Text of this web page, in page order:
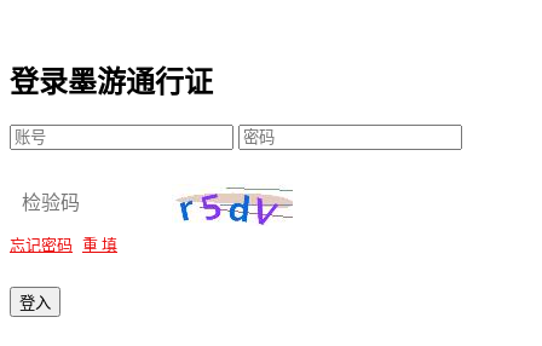
登录墨游通行证
忘记密码 重 填
登入